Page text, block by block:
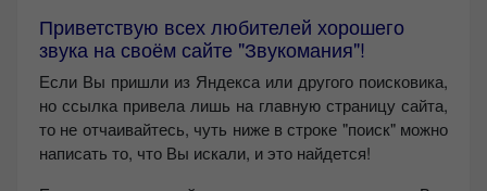
Приветствую всех любителей хорошего
звука на своём сайте "Звукомания"!
Если Вы пришли из Яндекса или другого поисковика,
но ссылка привела лишь на главную страницу сайта,
то не отчаивайтесь, чуть ниже в строке "поиск" можно
написать то, что Вы искали, и это найдется!